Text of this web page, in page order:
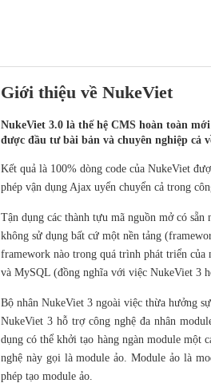
Giới thiệu về NukeViet
NukeViet 3.0 là thế hệ CMS hoàn toàn
được đầu tư bài bản và chuyên nghiệp cả
Kết quả là 100% dòng code của NukeViet
phép vận dụng Ajax uyển chuyển cả trong
Tận dụng các thành tựu mã nguồn mở có
không sử dụng bất cứ một nền tảng
framework nào trong quá trình phát triển
và MySQL (đồng nghĩa với việc NukeViet 3
Bộ nhân NukeViet 3 ngoài việc thừa hưởng
NukeViet 3 hỗ trợ công nghệ đa nhân
dụng có thể khởi tạo hàng ngàn module một
nghệ này gọi là module ảo. Module ảo là
phép tạo module ảo.